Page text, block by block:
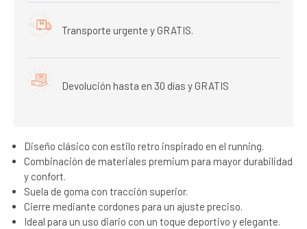
Transporte urgente y GRATIS.
Devolución hasta en 30 días y GRATIS
Diseño clásico con estilo retro inspirado en el running.
Combinación de materiales premium para mayor durabilidad
y confort.
Suela de goma con tracción superior.
Cierre mediante cordones para un ajuste preciso.
Ideal para un uso diario con un toque deportivo y elegante.